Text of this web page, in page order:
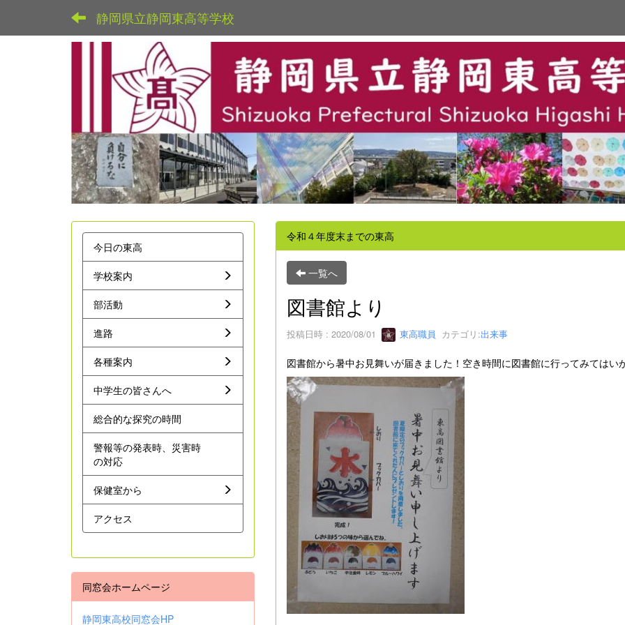
静岡県立静岡東高等学校
令和４年度末までの東高
一覧へ
図書館より
投稿日時 : 2020/08/01 東高職員 カテゴリ:出来事
図書館から暑中お見舞いが届きました！空き時間に図書館に行ってみてはい
今日の東高
学校案内
部活動
進路
各種案内
中学生の皆さんへ
総合的な探究の時間
警報等の発表時、災害時
の対応
保健室から
アクセス
同窓会ホームページ
静岡東高校同窓会HP